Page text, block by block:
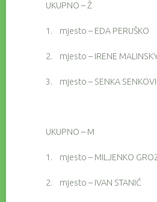
UKUPNO – Ž
1. mjesto – EDA PERUŠKO
2. mjesto – IRENE
3. mjesto – SENKA
UKUPNO – M
1. mjesto – MILJENKO
2. mjesto – IVAN STANIĆ